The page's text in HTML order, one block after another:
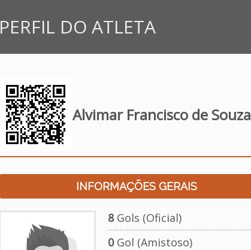
PERFIL DO ATLETA
Alvimar Francisco de Souza
INFORMAÇÕES GERAIS
8Gols (Oficial)
0Gol (Amistoso)